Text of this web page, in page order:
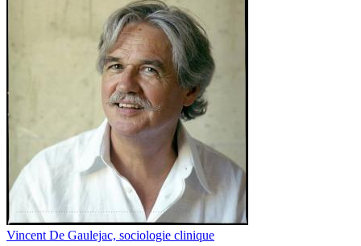
Vincent De Gaulejac, sociologie clinique